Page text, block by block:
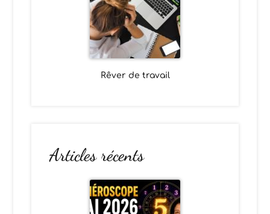
Rêver de travail
Articles récents